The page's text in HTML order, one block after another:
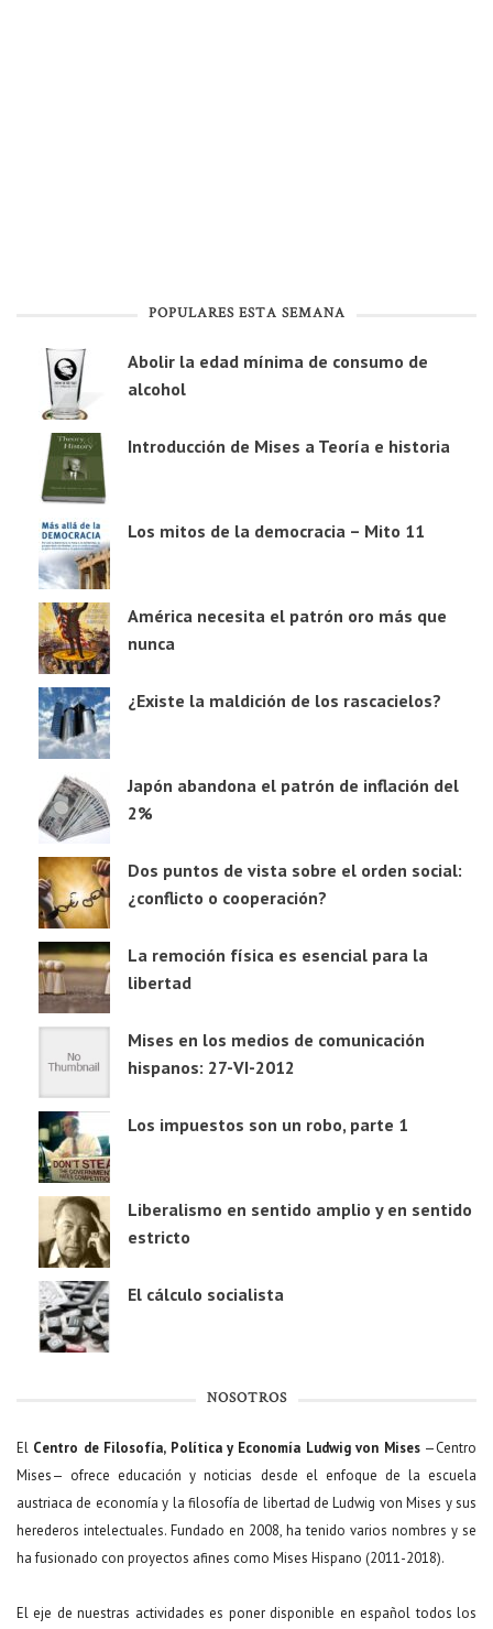
POPULARES ESTA SEMANA
Abolir la edad mínima de consumo de
alcohol
Introducción de Mises a Teoría e historia
Los mitos de la democracia – Mito 11
América necesita el patrón oro más que
nunca
¿Existe la maldición de los rascacielos?
Japón abandona el patrón de inflación del
2%
Dos puntos de vista sobre el orden social:
¿conflicto o cooperación?
La remoción física es esencial para la
libertad
Mises en los medios de comunicación
hispanos: 27-VI-2012
Los impuestos son un robo, parte 1
Liberalismo en sentido amplio y en sentido
estricto
El cálculo socialista
NOSOTROS
El Centro de Filosofía, Política y Economía Ludwig von Mises—Centro
Mises— ofrece educación y noticias desde el enfoque de la escuela
austriaca de economía y la filosofía de libertad de Ludwig von Mises y sus
herederos intelectuales. Fundado en 2008, ha tenido varios nombres y se
ha fusionado con proyectos afines como Mises Hispano (2011-2018).
El eje de nuestras actividades es poner disponible en español todos los